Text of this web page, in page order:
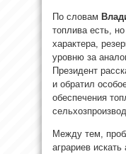
По словам
топлива есть,
характера,
уровню за
Президент
и обратил
обеспечения
Между тем,
аграриев